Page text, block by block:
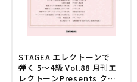
STAGEA エレクトーンで
弾く 5～4級 Vol.88 月刊エ
レクトーンPresents クラ